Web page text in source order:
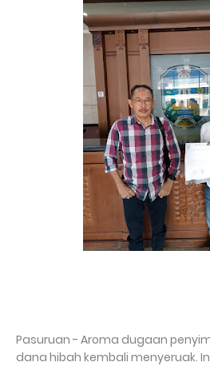
Pasuruan - Aroma dugaan
dana hibah kembali menyeruak.